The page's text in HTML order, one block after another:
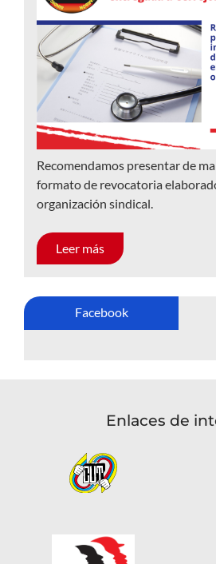
Recomendamos presentar de
formato de revocatoria
organización sindical.
Leer más
Facebook
Enlaces de